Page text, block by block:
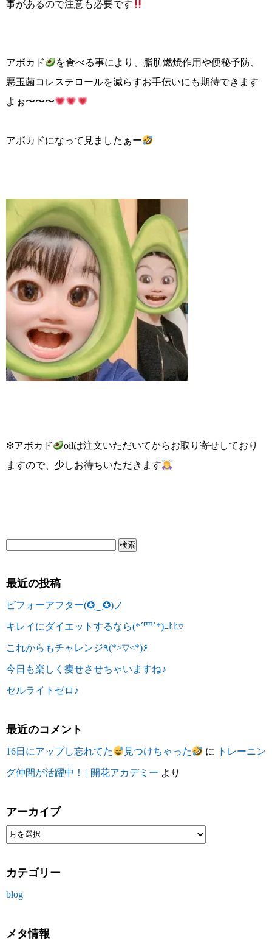
事があるので注意も必要です
アボカド
を食べる事により、脂肪燃焼作用や便秘予防、
悪玉菌コレステロールを減らすお手伝いにも期待できます
よぉ〜〜〜
アボカドになって見ましたぁー
❇︎アボカド
oilは注文いただいてからお取り寄せしており
ますので、少しお待ちいただきます
最近の投稿
ビフォーアフター(✪‿✪)ノ
キレイにダイエットするなら(*´罒`*)ﾆﾋﾋ♡
これからもチャレンジ٩(*>▽<*)۶
今日も楽しく痩せさせちゃいますね♪
セルライトゼロ♪
最近のコメント
16日にアップし忘れてた 見つけちゃった に トレーニン
グ仲間が活躍中！ | 開花アカデミー より
アーカイブ
カテゴリー
blog
メタ情報